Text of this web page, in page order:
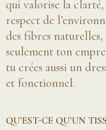
qui valorise la
respect de
des fibres
seulement ton
tu crées aussi un
et fonctionnel.
QU’EST-CE QU’UN